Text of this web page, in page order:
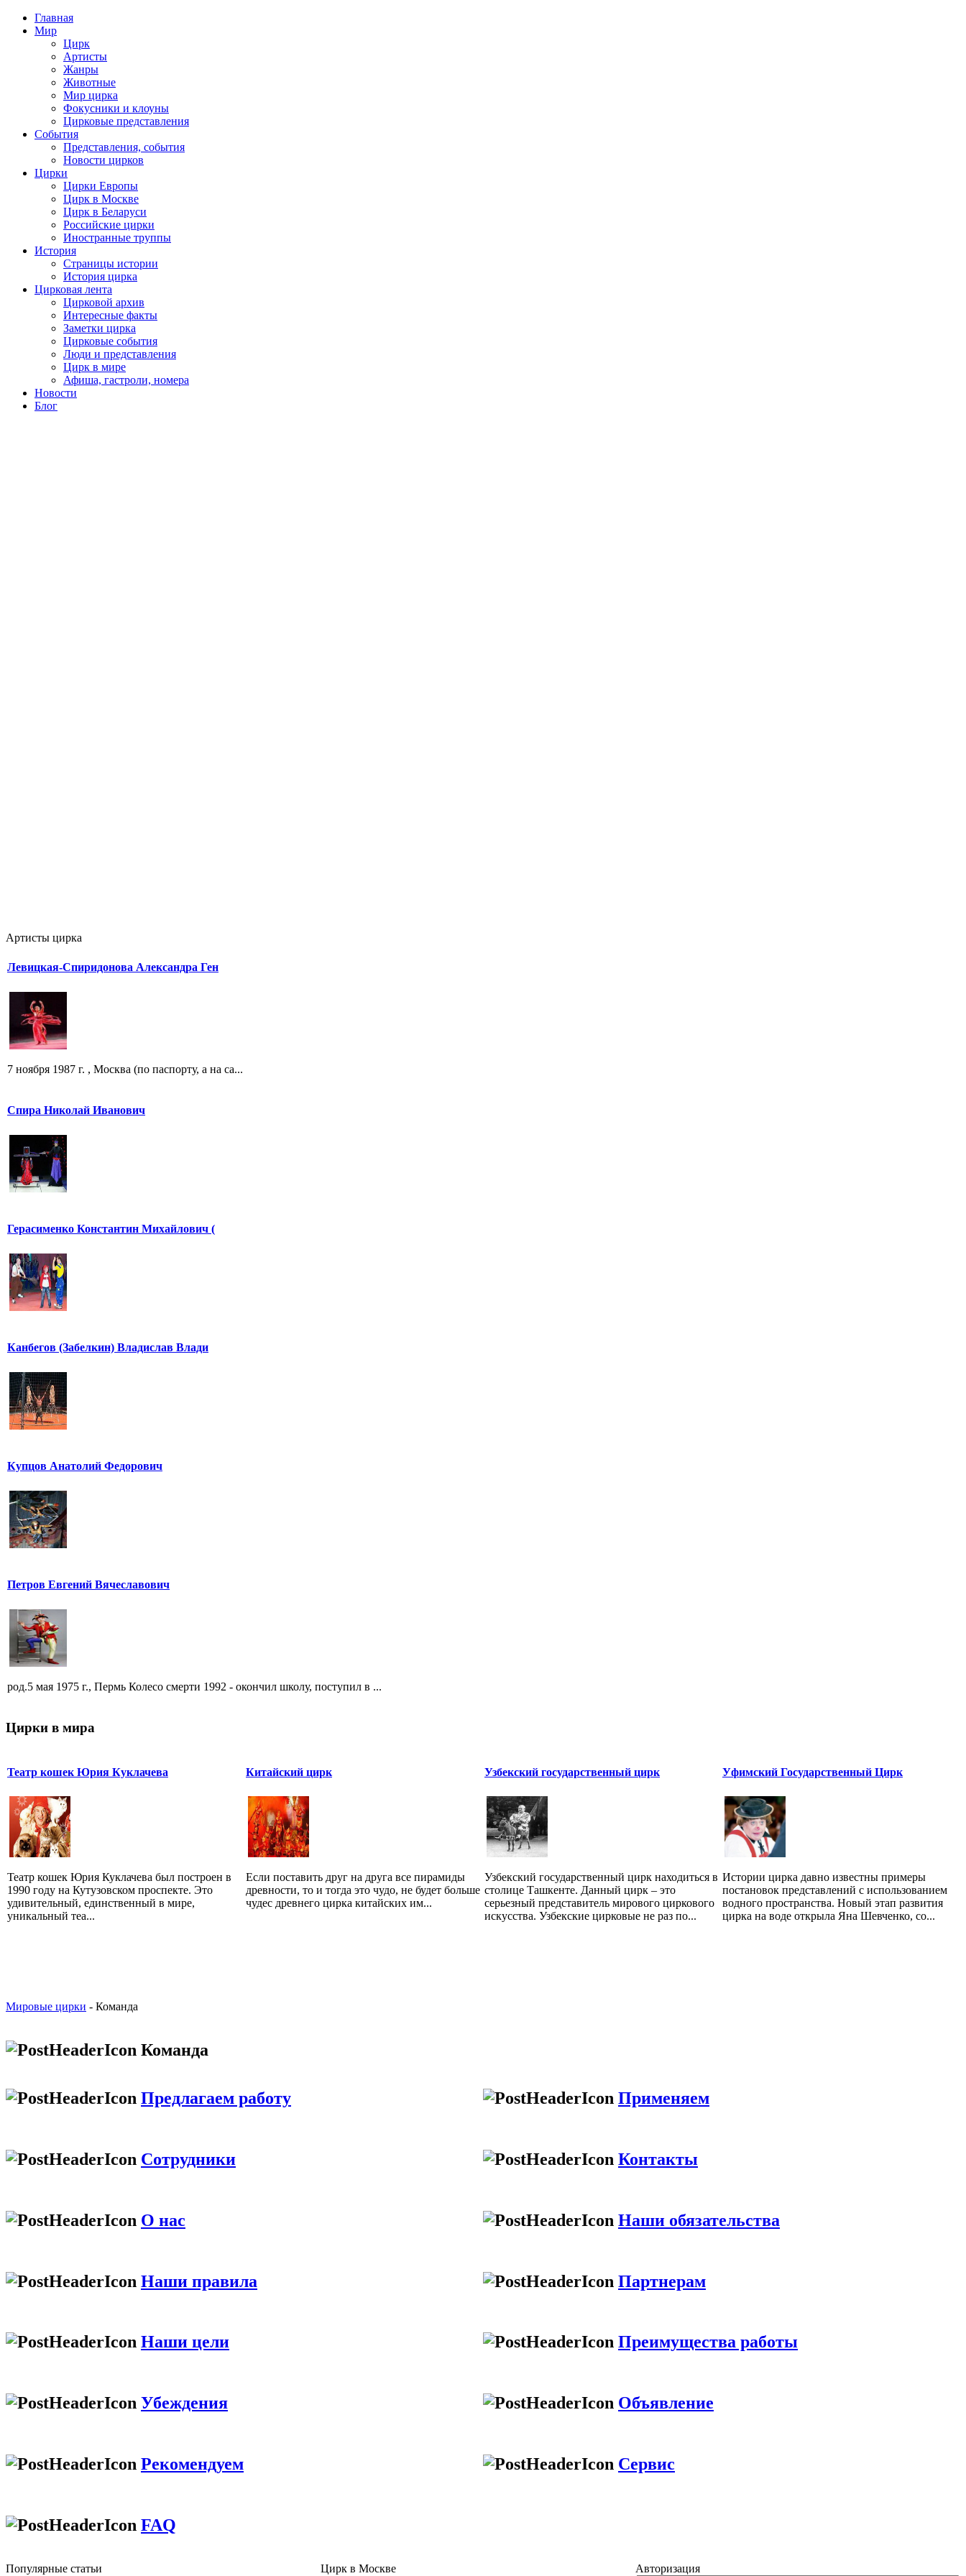
Главная
Мир
Цирк
Артисты
Жанры
Животные
Мир цирка
Фокусники и клоуны
Цирковые представления
События
Представления, события
Новости цирков
Цирки
Цирки Европы
Цирк в Москве
Цирк в Беларуси
Российские цирки
Иностранные труппы
История
Страницы истории
История цирка
Цирковая лента
Цирковой архив
Интересные факты
Заметки цирка
Цирковые события
Люди и представления
Цирк в мире
Афиша, гастроли, номера
Новости
Блог
Артисты цирка
Левицкая-Спиридонова Александра Ген
7 ноября 1987 г. , Москва (по паспорту, а на са...
Спира Николай Иванович
Герасименко Константин Михайлович (
Канбегов (Забелкин) Владислав Влади
Купцов Анатолий Федорович
Петров Евгений Вячеславович
род.5 мая 1975 г., Пермь Колесо смерти 1992 - окончил школу, поступил в ...
Цирки в мира
Театр кошек Юрия Куклачева
Театр кошек Юрия Куклачева был построен в
1990 году на Кутузовском проспекте. Это
удивительный, единственный в мире,
уникальный теа...
Китайский цирк
Если поставить друг на друга все пирамиды
древности, то и тогда это чудо, не будет больше
чудес древнего цирка китайских им...
Узбекский государственный цирк
Узбекский государственный цирк находиться в
столице Ташкенте. Данный цирк – это
серьезный представитель мирового циркового
искусства. Узбекские цирковые не раз по...
Уфимский Государственный Цирк
Истории цирка давно известны примеры
постановок представлений с использованием
водного пространства. Новый этап развития
цирка на воде открыла Яна Шевченко, со...
Мировые цирки - Команда
Команда
Предлагаем работу
Сотрудники
О нас
Наши правила
Наши цели
Убеждения
Рекомендуем
FAQ
Применяем
Контакты
Наши обязательства
Партнерам
Преимущества работы
Объявление
Сервис
Популярные cтатьи Цирк в Москве Авторизация